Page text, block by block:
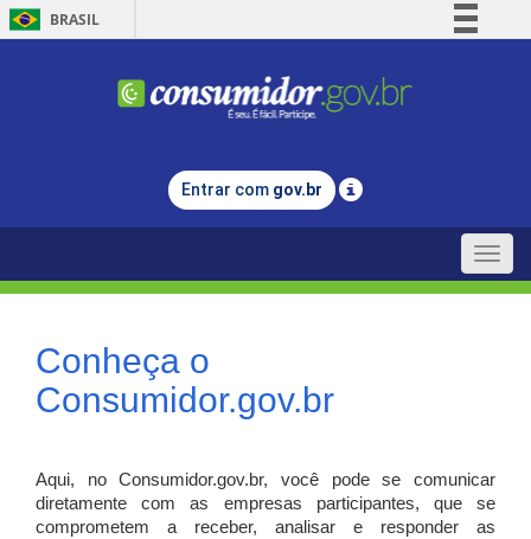
BRASIL
Comunica BR
Legislação
Entrar com gov.br
Toggle
Conheça o
Consumidor.gov.br
Aqui, no Consumidor.gov.br, você pode se comunicar
diretamente com as empresas participantes, que se
comprometem a receber, analisar e responder as